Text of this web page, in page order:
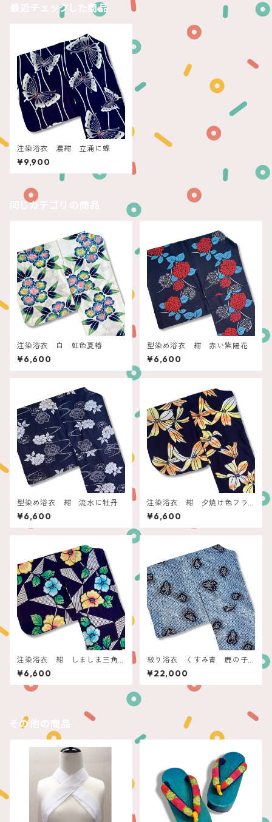
最近チェックした商品
注染浴衣 濃紺 立涌に蝶
¥9,900
同じカテゴリの商品
注染浴衣 白 虹色夏椿
¥6,600
型染め浴衣 紺 赤い紫陽花
¥6,600
型染め浴衣 紺 流水に牡丹
¥6,600
注染浴衣 紺 夕焼け色フラ
ワー
¥6,600
注染浴衣 紺 しましま三角
とお花
¥6,600
絞り浴衣 くすみ青 鹿の子
にプチ蝶々
¥22,000
その他の商品